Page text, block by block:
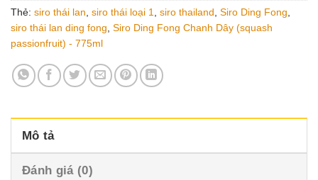
Thẻ: siro thái lan, siro thái loại 1, siro thailand, Siro Ding Fong,
siro thái lan ding fong, Siro Ding Fong Chanh Dây (squash
passionfruit) - 775ml
Mô tả
Đánh giá (0)